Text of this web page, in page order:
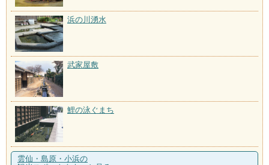
浜の川湧水
武家屋敷
鯉の泳ぐまち
雲仙・島原・小浜の